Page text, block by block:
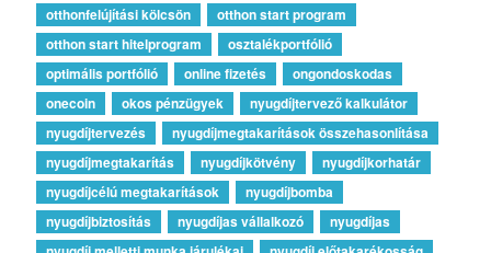
otthonfelújítási kölcsön
otthon start program
otthon start hitelprogram
osztalékportfólió
optimális portfólió
online fizetés
ongondoskodas
onecoin
okos pénzügyek
nyugdíjtervező kalkulátor
nyugdíjtervezés
nyugdíjmegtakarítások összehasonlítása
nyugdíjmegtakarítás
nyugdíjkötvény
nyugdíjkorhatár
nyugdíjcélú megtakarítások
nyugdíjbomba
nyugdíjbiztosítás
nyugdíjas vállalkozó
nyugdíjas